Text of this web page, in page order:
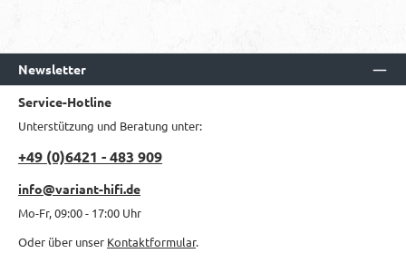
Newsletter
Service-Hotline
Unterstützung und Beratung unter:
+49 (0)6421 - 483 909
info@variant-hifi.de
Mo-Fr, 09:00 - 17:00 Uhr
Oder über unser Kontaktformular.